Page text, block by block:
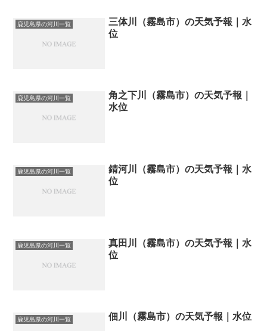
鹿児島県の河川一覧
三体川（霧島市）の天気予報｜水
位
鹿児島県の河川一覧
角之下川（霧島市）の天気予報｜
水位
鹿児島県の河川一覧
錆河川（霧島市）の天気予報｜水
位
鹿児島県の河川一覧
真田川（霧島市）の天気予報｜水
位
鹿児島県の河川一覧 佃川（霧島市）の天気予報｜水位